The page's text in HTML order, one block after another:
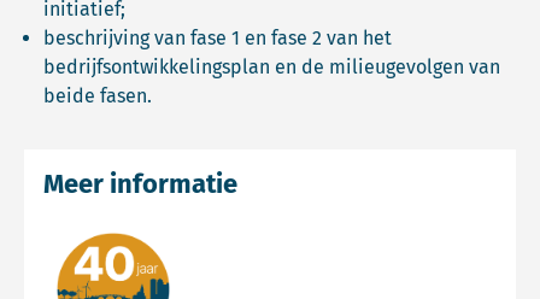
initiatief;
beschrijving van fase 1 en fase 2 van het
bedrijfsontwikkelingsplan en de milieugevolgen van
beide fasen.
Meer informatie